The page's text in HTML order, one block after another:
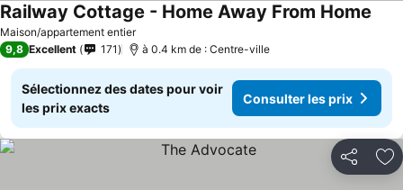
Maison/appartement entier
Railway Cottage - Home Away From Home
9,8 Excellent 171 à 0.4 km de : Centre-ville
Sélectionnez des dates pour voir
les prix exacts
Consulter les prix
Partager